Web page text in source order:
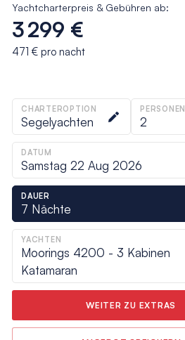
Yachtcharterpreis & Gebühren ab:
3 299 €
471 € pro nacht
CHARTEROPTION
Segelyachten
PERSONEN
2
DATUM
Samstag 22 Aug 2026
DAUER
7 Nächte
YACHTEN
Moorings 4200 - 3 Kabinen
Katamaran
WEITER ZU EXTRAS